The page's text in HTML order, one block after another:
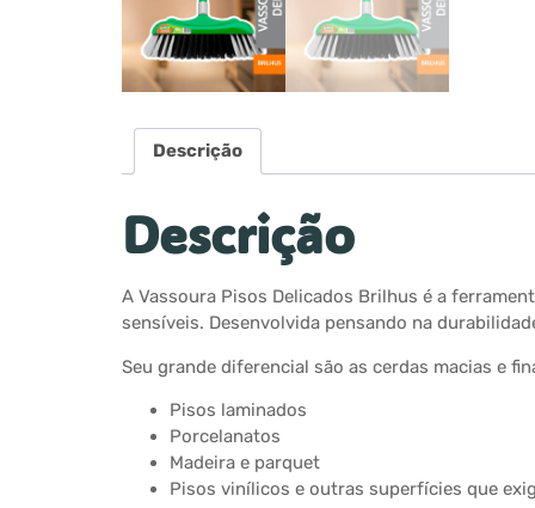
Descrição
Descrição
A Vassoura Pisos Delicados Brilhus é a
sensíveis. Desenvolvida pensando na
Seu grande diferencial são as cerdas macias e
Pisos laminados
Porcelanatos
Madeira e parquet
Pisos vinílicos e outras superfícies que